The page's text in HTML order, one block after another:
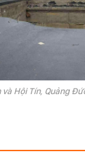
và Hội Tín, Quảng